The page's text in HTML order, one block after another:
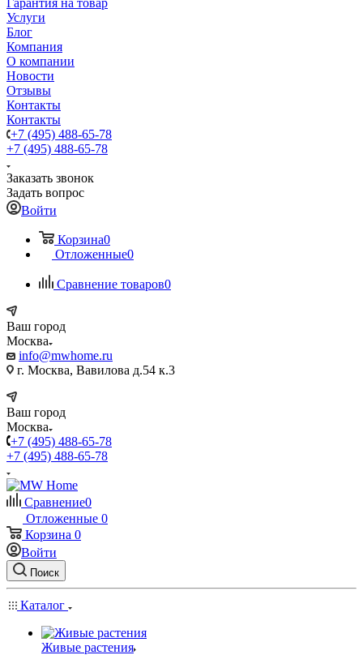
Гарантия на товар
Услуги
Блог
Компания
О компании
Новости
Отзывы
Контакты
Контакты
+7 (495) 488-65-78
+7 (495) 488-65-78
Заказать звонок
Задать вопрос
Войти
Корзина0
Отложенные0
Сравнение товаров0
Ваш город
Москва
info@mwhome.ru
г. Москва, Вавилова д.54 к.3
Ваш город
Москва
+7 (495) 488-65-78
+7 (495) 488-65-78
Сравнение0
Отложенные 0
Корзина 0
Войти
Поиск
Каталог
Живые растения